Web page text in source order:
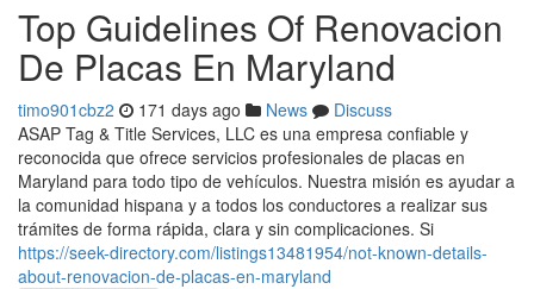
Top Guidelines Of Renovacion
De Placas En Maryland
timo901cbz2 171 days ago News
Discuss
ASAP Tag & Title Services, LLC es una empresa confiable y
reconocida que ofrece servicios profesionales de placas en
Maryland para todo tipo de vehículos. Nuestra misión es ayudar a
la comunidad hispana y a todos los conductores a realizar sus
trámites de forma rápida, clara y sin complicaciones. Si
https://seek-directory.com/listings13481954/not-known-details-
about-renovacion-de-placas-en-maryland